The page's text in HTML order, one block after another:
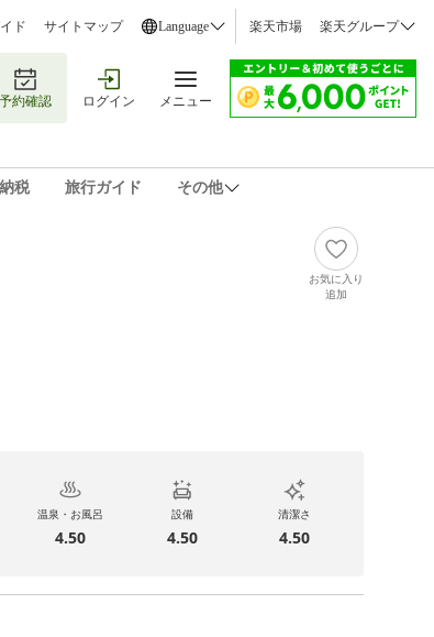
ド サイトマップ Language 楽天市場 楽天グループ
予約確認 ログイン メニュー
税 旅行ガイド その他
お気に入り
追加
温泉・お風呂
4.50
設備
4.50
清潔さ
4.50